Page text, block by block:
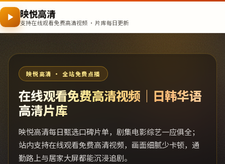
映悦高清
支持在线观看免费高清视频 · 片库每日更新
映悦高清 · 全站免费点播
在线观看免费高清视频｜日韩华语
高清片库
映悦高清每日甄选口碑片单，剧集电影综艺一应俱全；
站内支持在线观看免费高清视频，画面细腻少卡顿，通
勤路上与居家大屏都能沉浸追剧。